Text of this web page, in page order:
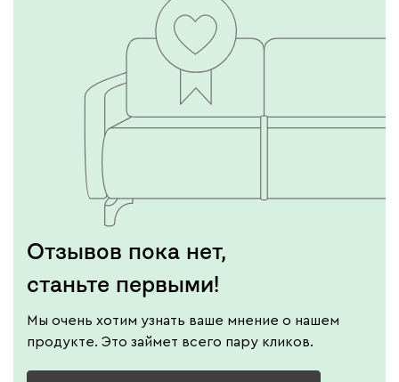
Отзывов пока нет,
станьте первыми!
Мы очень хотим узнать ваше мнение о нашем
продукте. Это займет всего пару кликов.